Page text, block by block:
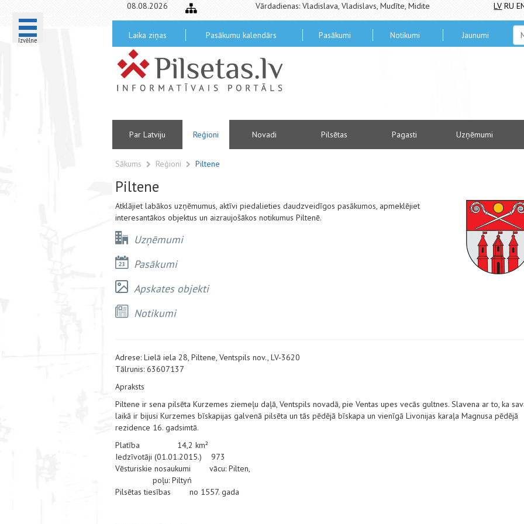
Izvēlne
08.08.2026 Vārdadienas: Vladislava, Vladislavs, Mudīte, Midite LV RU
Laika ziņas Pasākumu kalendārs Pasākumi Notikumi Jaunumi
Par Latviju Reģioni Novadi Pilsētas Pagasti Uzņēmumi
Sākums Reģioni Piltene
Piltene
Atklājiet labākos uzņēmumus, aktīvi piedalieties daudzveidīgos pasākumos, apmeklējiet
interesantākos objektus un aizraujošākos notikumus Piltenē.
Uzņēmumi
Pasākumi
Apskates objekti
Notikumi
Adrese: Lielā iela 28, Piltene, Ventspils nov., LV-3620
Tālrunis: 63607137
Apraksts
Piltene ir sena pilsēta Kurzemes ziemeļu daļā, Ventspils novadā, pie Ventas upes vecās gultnes. Slavena ar to, ka
laikā ir bijusi Kurzemes bīskapijas galvenā pilsēta un tās pēdējā bīskapa un vienīgā Livonijas karaļa Magnusa pēdējā
rezidence 16. gadsimtā.
Platība 14,2 km²
Iedzīvotāji (01.01.2015.) 973
Vēsturiskie nosaukumi vācu: Pilten,
poļu: Piltyń
Pilsētas tiesības no 1557. gada